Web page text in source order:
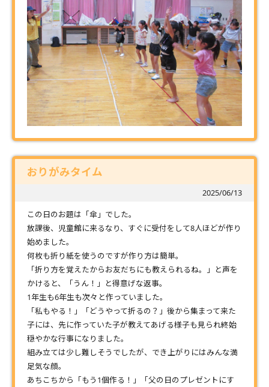
おりがみタイム
2025/06/13
この日のお題は「傘」でした。
放課後、児童館に来るなり、すぐに受付をして8人ほどが作り
始めました。
何枚も折り紙を使うのですが作り方は簡単。
「折り方を覚えたからお友だちにも教えられるね。」と声を
かけると、「うん！」と得意げな返事。
1年生も6年生も次々と作っていました。
「私もやる！」「どうやって折るの？」後から集まって来た
子には、先に作っていた子が教えてあげる様子も見られ終始
穏やかな行事になりました。
組み立ては少し難しそうでしたが、でき上がりにはみんな満
足気な顔。
あちこちから「もう1個作る！」「父の日のプレゼントにす